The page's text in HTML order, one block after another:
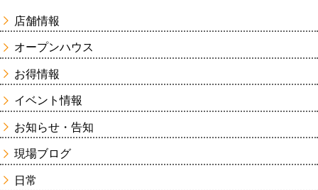
店舗情報
オープンハウス
お得情報
イベント情報
お知らせ・告知
現場ブログ
日常